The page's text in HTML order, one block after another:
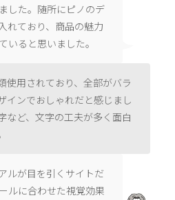
した。随所にピノのデ
れており、商品の魅力
いると思いました。
使用されており、全部がバラ
インでおしゃれだと感じまし
など、文字の工夫が多く面白
ルが目を引くサイトだ
ルに合わせた視覚効果